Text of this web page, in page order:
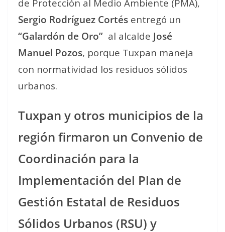
de Protección al Medio Ambiente (PMA),
Sergio Rodríguez Cortés entregó un
“Galardón de Oro” al alcalde José
Manuel Pozos, porque Tuxpan maneja
con normatividad los residuos sólidos
urbanos.
Tuxpan y otros municipios de la
región firmaron un Convenio de
Coordinación para la
Implementación del Plan de
Gestión Estatal de Residuos
Sólidos Urbanos (RSU) y